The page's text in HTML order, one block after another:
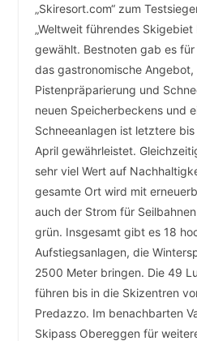
„Skiresort.com“ zum
„Weltweit führendes Skigebiet
gewählt. Bestnoten gab es
das gastronomische
Pistenpräparierung und
neuen Speicherbeckens und
Schneeanlagen ist letztere
April gewährleistet.
sehr viel Wert auf
gesamte Ort wird mit
auch der Strom für
grün. Insgesamt gibt es 18
Aufstiegsanlagen, die
2500 Meter bringen. Die 49
führen bis in die Skizentren
Predazzo. Im benachbarten
Skipass Obereggen für